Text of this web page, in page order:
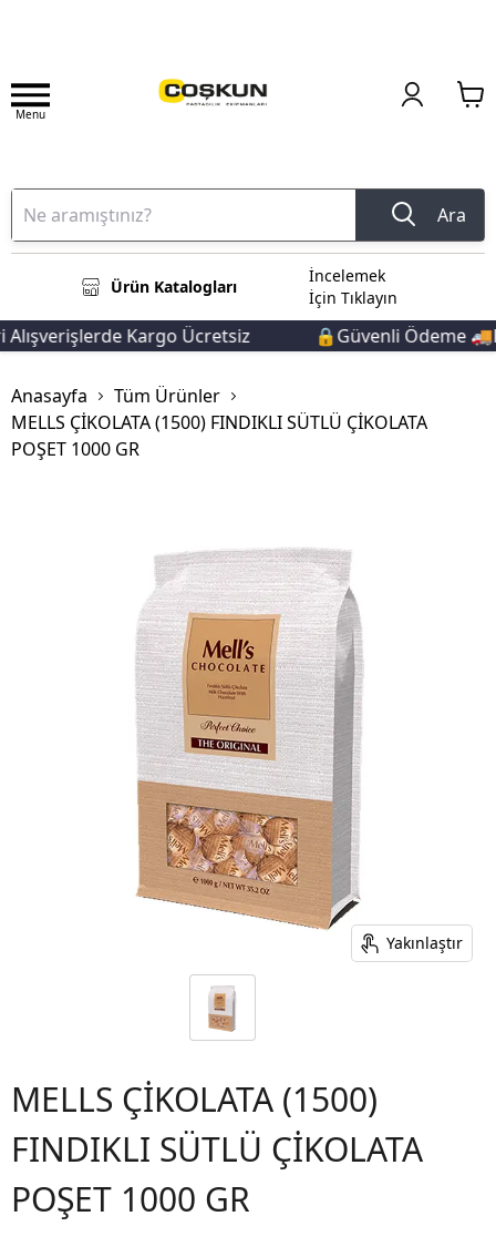
Menu
Ara
Ürün Katalogları
İncelemek
İçin Tıklayın
Kargo Ücretsiz 🔒Güvenli Ödeme
Anasayfa
Tüm Ürünler
MELLS ÇİKOLATA (1500) FINDIKLI SÜTLÜ ÇİKOLATA
POŞET 1000 GR
Yakınlaştır
MELLS ÇİKOLATA (1500)
FINDIKLI SÜTLÜ ÇİKOLATA
POŞET 1000 GR